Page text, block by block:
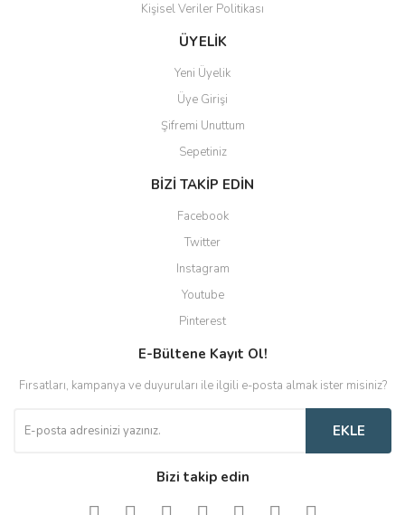
Gönder
Kişisel Veriler Politikası
ÜYELİK
Yeni Üyelik
Üye Girişi
Şifremi Unuttum
Sepetiniz
BİZİ TAKİP EDİN
Facebook
Twitter
Instagram
Youtube
Pinterest
E-Bültene Kayıt Ol!
Fırsatları, kampanya ve duyuruları ile ilgili e-posta almak ister misiniz?
EKLE
Bizi takip edin